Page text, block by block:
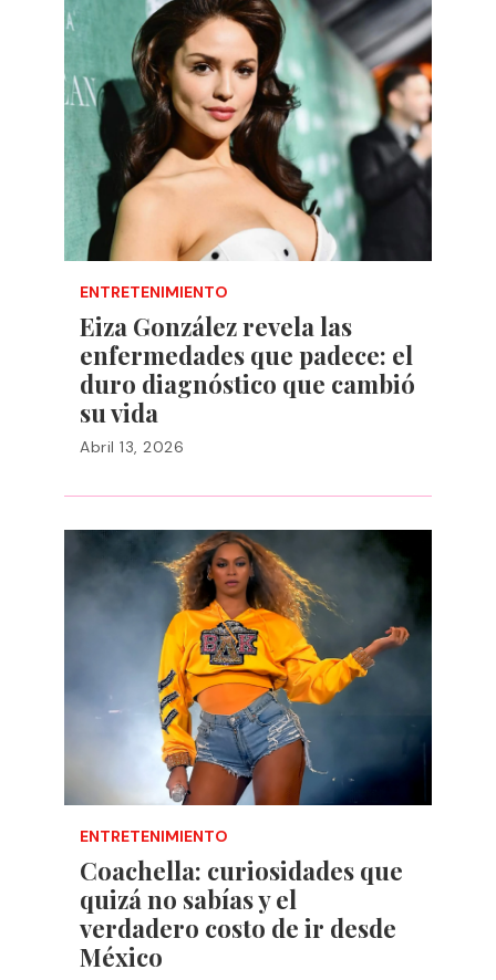
ENTRETENIMIENTO
Eiza González revela las
enfermedades que padece: el
duro diagnóstico que cambió
su vida
Abril 13, 2026
ENTRETENIMIENTO
Coachella: curiosidades que
quizá no sabías y el
verdadero costo de ir desde
México